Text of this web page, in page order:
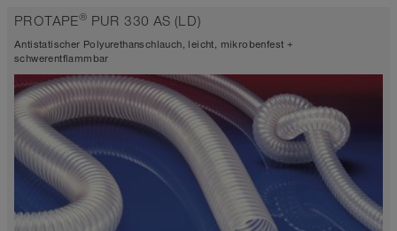
antistatisch < 10⁹
Wandstärke 0,4mm
-40°C bis 90°C (125°C)
PROTAPE® PUR 330 AS (LD)
Antistatischer Polyurethanschlauch, leicht, mikrobenfest +
schwerentflammbar